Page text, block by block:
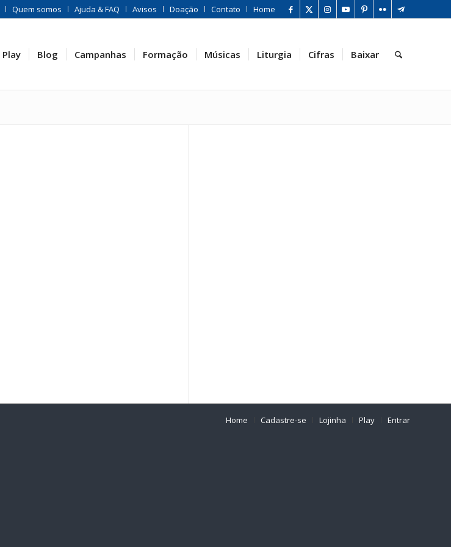
Quem somos Ajuda & FAQ Avisos Doação Contato Home
Play Blog Campanhas Formação Músicas Liturgia Cifras Baixar
Home Cadastre-se Lojinha Play Entrar